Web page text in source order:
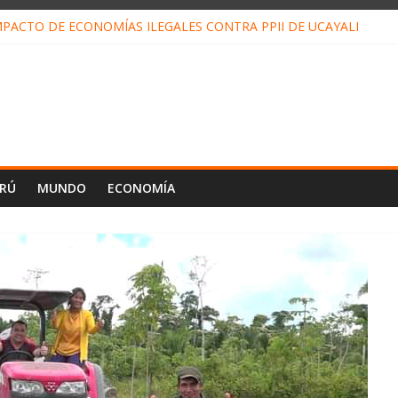
DE ECONOMÍAS ILEGALES CONTRA PPII DE UCAYALI
MUNDO ECONOMÍA